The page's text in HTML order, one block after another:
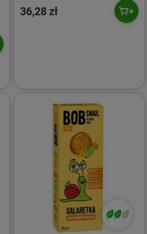
36,28 zł